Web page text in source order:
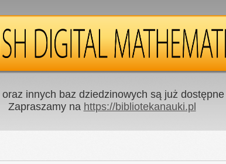
innych baz dziedzinowych są już
Zapraszamy na https://bibliotekanauki.pl